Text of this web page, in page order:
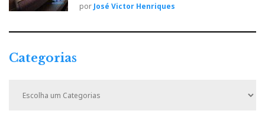
por José Victor Henriques
Categorias